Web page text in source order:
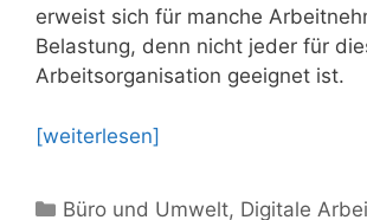
erweist sich für manche
Belastung, denn nicht jeder für
Arbeitsorganisation geeignet ist.
[weiterlesen]
Kategorien
Büro und Umwelt, Digitale